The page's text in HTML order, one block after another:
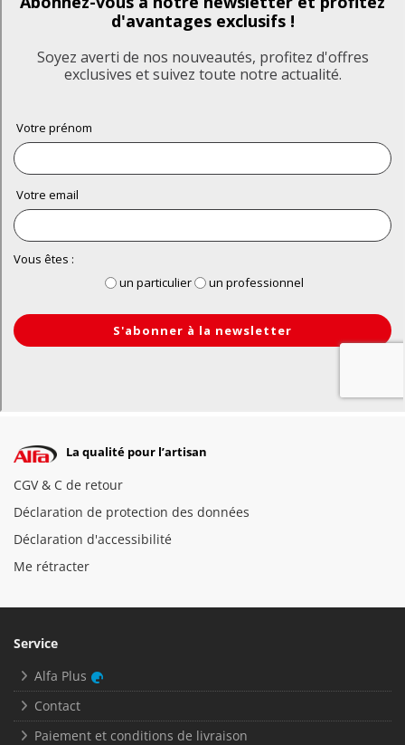
La qualité pour l’artisan
CGV & C de retour
Déclaration de protection des données
Déclaration d'accessibilité
Me rétracter
Service
Alfa Plus
Contact
Paiement et conditions de livraison